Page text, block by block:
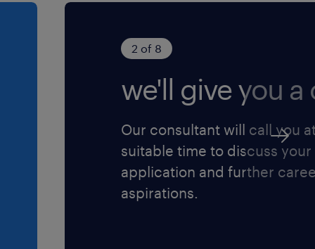
2 of 8
we'll give you a
Our consultant will call you
suitable time to discuss your
application and further
aspirations.